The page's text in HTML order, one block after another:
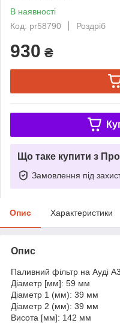
В наявності
Код: pr58790
Роздріб
930 ₴
Що таке купити з
Замовлення під
Опис Характеристики
Опис
Паливний фільтр на Ауді
Діаметр [мм]: 59 мм
Діаметр 1 (мм): 39 мм
Діаметр 2 (мм): 39 мм
Висота [мм]: 142 мм